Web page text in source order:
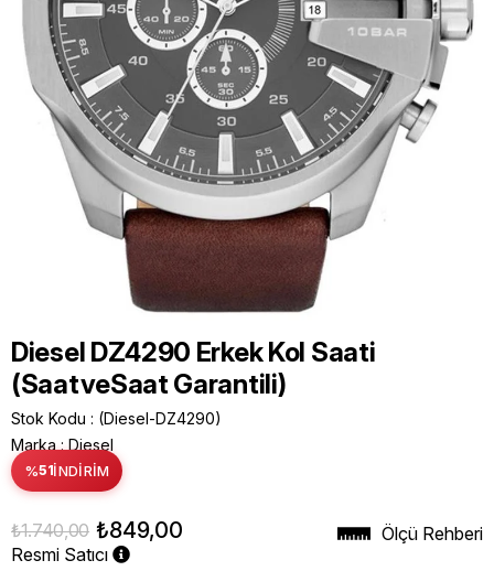
Diesel DZ4290 Erkek Kol Saati
(SaatveSaat Garantili)
Stok Kodu
(Diesel-DZ4290)
Marka : Diesel
%51İNDIRIM
₺1.740,00 ₺849,00
Resmi Satıcı
Ölçü Rehberi